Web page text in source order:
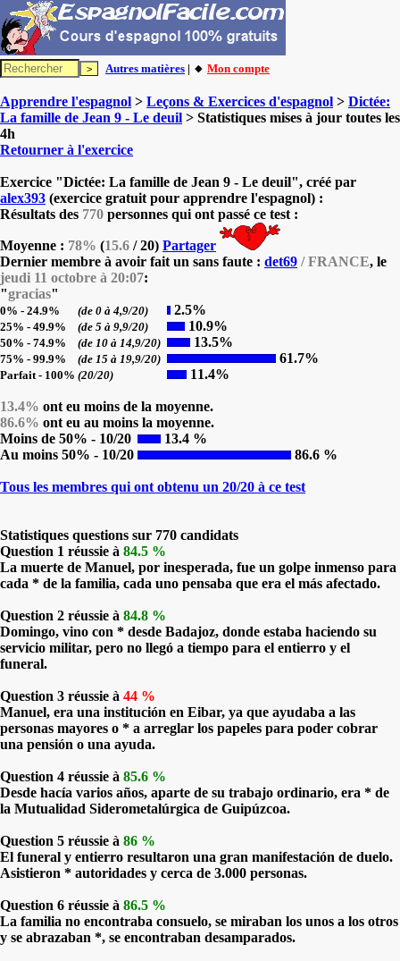
Autres matières | 🔸 Mon compte
Apprendre l'espagnol > Leçons & Exercices d'espagnol > Dictée:
La famille de Jean 9 - Le deuil > Statistiques mises à jour toutes les
4h
Retourner à l'exercice
Exercice "Dictée: La famille de Jean 9 - Le deuil", créé par
alex393 (exercice gratuit pour apprendre l'espagnol) :
Résultats des 770 personnes qui ont passé ce test :
Moyenne : 78% (15.6 / 20) Partager
Dernier membre à avoir fait un sans faute : det69 / FRANCE, le
jeudi 11 octobre à 20:07:
"gracias"
0% - 24.9% (de 0 à 4,9/20) 2.5%
25% - 49.9% (de 5 à 9,9/20) 10.9%
50% - 74.9% (de 10 à 14,9/20) 13.5%
75% - 99.9% (de 15 à 19,9/20) 61.7%
Parfait - 100% (20/20) 11.4%
13.4% ont eu moins de la moyenne.
86.6% ont eu au moins la moyenne.
Moins de 50% - 10/20
13.4 %
Au moins 50% - 10/20
86.6 %
Tous les membres qui ont obtenu un 20/20 à ce test
Statistiques questions sur 770 candidats
Question 1 réussie à 84.5 %
La muerte de Manuel, por inesperada, fue un golpe inmenso para
cada * de la familia, cada uno pensaba que era el más afectado.
Question 2 réussie à 84.8 %
Domingo, vino con * desde Badajoz, donde estaba haciendo su
servicio militar, pero no llegó a tiempo para el entierro y el
funeral.
Question 3 réussie à 44 %
Manuel, era una institución en Eibar, ya que ayudaba a las
personas mayores o * a arreglar los papeles para poder cobrar
una pensión o una ayuda.
Question 4 réussie à 85.6 %
Desde hacía varios años, aparte de su trabajo ordinario, era * de
la Mutualidad Siderometalúrgica de Guipúzcoa.
Question 5 réussie à 86 %
El funeral y entierro resultaron una gran manifestación de duelo.
Asistieron * autoridades y cerca de 3.000 personas.
Question 6 réussie à 86.5 %
La familia no encontraba consuelo, se miraban los unos a los otros
y se abrazaban *, se encontraban desamparados.